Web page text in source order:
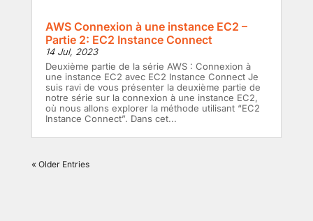
AWS Connexion à une instance EC2 –
Partie 2: EC2 Instance Connect
14 Jul, 2023
Deuxième partie de la série AWS : Connexion à
une instance EC2 avec EC2 Instance Connect Je
suis ravi de vous présenter la deuxième partie de
notre série sur la connexion à une instance EC2,
où nous allons explorer la méthode utilisant “EC2
Instance Connect”. Dans cet...
« Older Entries